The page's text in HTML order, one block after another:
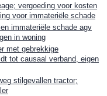
vergoeding voor kosten
voor immateriële schade
immateriële schade agv
in woning
met gebrekkige
tot causaal verband, eigen
stilgevallen tractor;